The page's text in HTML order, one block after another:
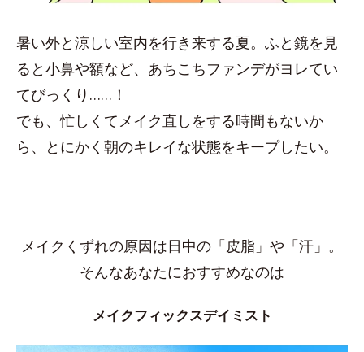
暑い外と涼しい室内を行き来する夏。ふと鏡を見
ると小鼻や額など、あちこちファンデがヨレてい
てびっくり……！
でも、忙しくてメイク直しをする時間もないか
ら、とにかく朝のキレイな状態をキープしたい。
メイクくずれの原因は日中の「皮脂」や「汗」。
そんなあなたにおすすめなのは
メイクフィックスデイミスト